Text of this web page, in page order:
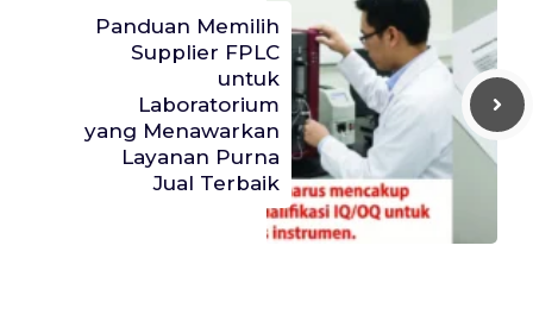
Panduan Memilih
Supplier FPLC
untuk
Laboratorium
yang Menawarkan
Layanan Purna
Jual Terbaik